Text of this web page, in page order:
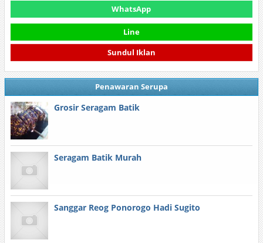
WhatsApp
Line
Sundul Iklan
Penawaran Serupa
Grosir Seragam Batik
Seragam Batik Murah
Sanggar Reog Ponorogo Hadi Sugito